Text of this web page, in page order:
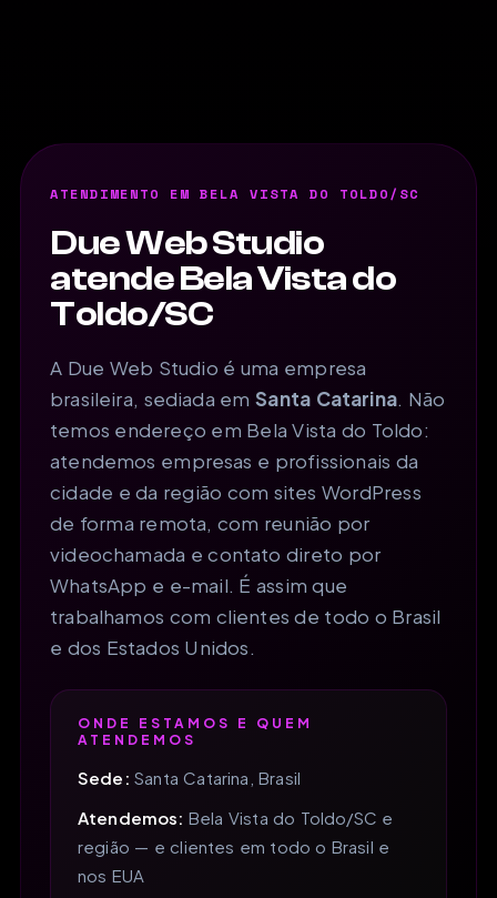
ATENDIMENTO EM BELA VISTA DO TOLDO/SC
Due Web Studio
atende Bela Vista do
Toldo/SC
A Due Web Studio é uma empresa
brasileira, sediada emSanta Catarina. Não
temos endereço em Bela Vista do Toldo:
atendemos empresas e profissionais da
cidade e da região com sites WordPress
de forma remota, com reunião por
videochamada e contato direto por
WhatsApp e e-mail. É assim que
trabalhamos com clientes de todo o Brasil
e dos Estados Unidos.
ONDE ESTAMOS E QUEM
ATENDEMOS
Sede: Santa Catarina, Brasil
Atendemos: Bela Vista do Toldo/SC e
região — e clientes em todo o Brasil e
nos EUA